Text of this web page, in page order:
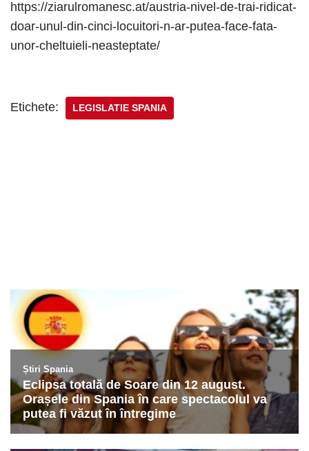
https://ziarulromanesc.at/austria-nivel-de-trai-ridicat-
doar-unul-din-cinci-locuitori-n-ar-putea-face-fata-
unor-cheltuieli-neasteptate/
Etichete: LEGISLATIE SPANIA